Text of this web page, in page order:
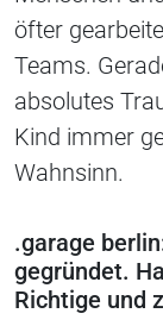
öfter
Teams.
absolutes
Kind immer
Wahnsinn.
.garage
gegründet.
Richtige und